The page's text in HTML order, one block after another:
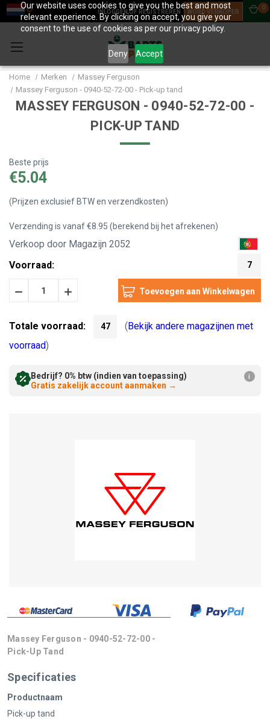
Our website uses cookies to give you the best and most
relevant experience. By clicking on accept, you give your
consent to the use of cookies as per our privacy policy.
Deny Accept
INLOGGEN OF REGISTREREN WORD VERKOPER
0
Home Merken
Massey Ferguson
Massey Ferguson - 0940-52-72-00 - Pick-up tand
MASSEY FERGUSON - 0940-52-72-00 -
PICK-UP TAND
Beste prijs
€5.04
(Prijzen exclusief BTW en verzendkosten)
Verzending is vanaf €8.95 (berekend bij het afrekenen)
Verkoop door Magazijn 2052
Voorraad:
7
HoeveelheidHoeveelheid
Totale voorraad: 47 ( Bekijk andere magazijnen met
voorraad)
Bedrijf? 0% btw (indien van toepassing)
Gratis zakelijk account aanmaken →
i
Massey Ferguson - 0940-52-72-00 -
Pick-Up Tand
Specificaties
Productnaam
Pick-up tand